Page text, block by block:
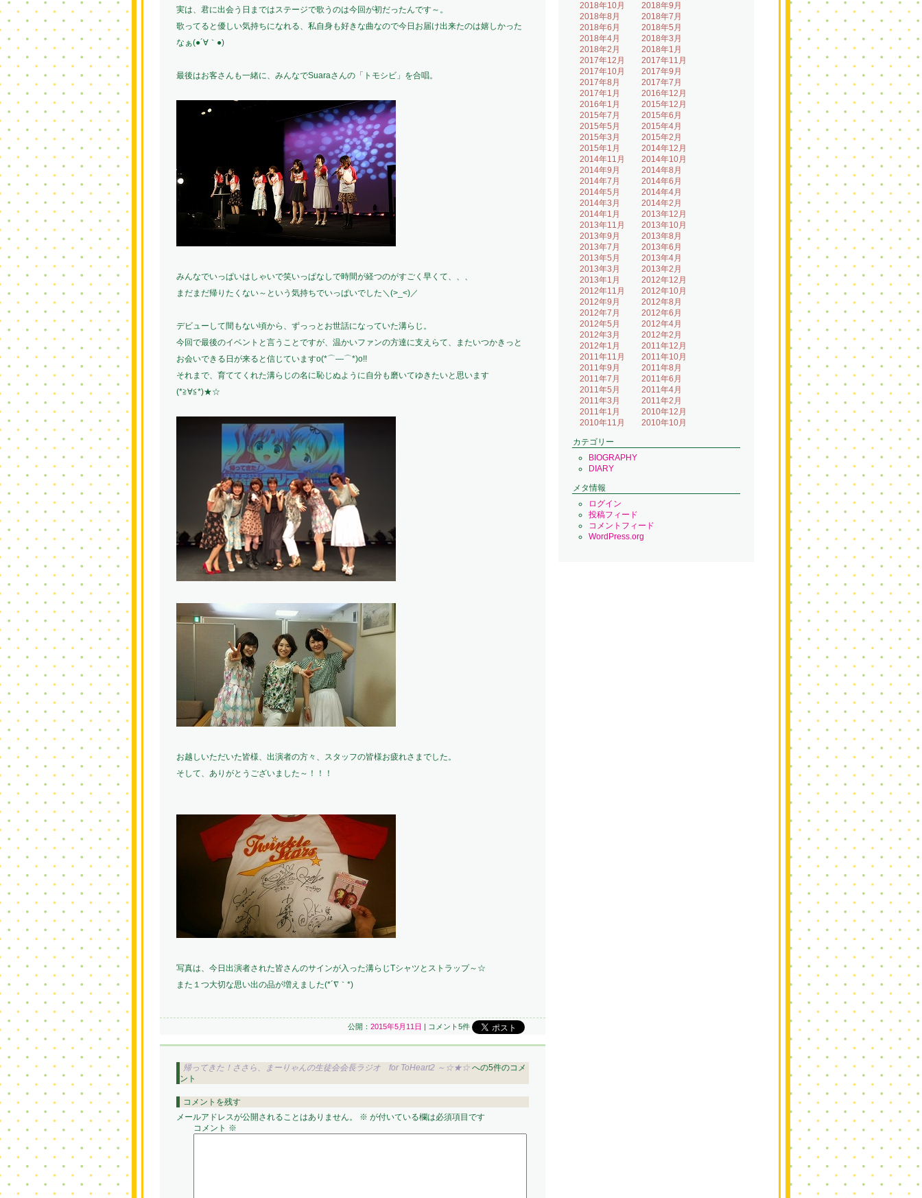
実は、君に出会う日まではステージで歌うのは今回が初だったんです～。
歌ってると優しい気持ちになれる、私自身も好きな曲なので今日お届け出来たのは嬉しかった
なぁ(●´∀｀●)
最後はお客さんも一緒に、みんなでSuaraさんの「トモシビ」を合唱。
みんなでいっぱいはしゃいで笑いっぱなしで時間が経つのがすごく早くて、、、
まだまだ帰りたくない～という気持ちでいっぱいでした＼(>_<)／
デビューして間もない頃から、ずっっとお世話になっていた溝らじ。
今回で最後のイベントと言うことですが、温かいファンの方達に支えらて、またいつかきっと
お会いできる日が来ると信じていますo(*⌒―⌒*)o!!
それまで、育ててくれた溝らじの名に恥じぬように自分も磨いてゆきたいと思います
(*≧∀≦*)★☆
お越しいただいた皆様、出演者の方々、スタッフの皆様お疲れさまでした。
そして、ありがとうございました～！！！
写真は、今日出演者された皆さんのサインが入った溝らじTシャツとストラップ～☆
また１つ大切な思い出の品が増えました(*´∇｀*)
公開： 2015年5月11日 | コメント5件
帰ってきた！ささら、まーりゃんの生徒会会長ラジオ for ToHeart2 ～☆★☆ への5件のコメ
ント
コメントを残す
メールアドレスが公開されることはありません。
※ が付いている欄は必須項目です
コメント ※
2018年10月
2018年9月
2018年8月
2018年7月
2018年6月
2018年5月
2018年4月
2018年3月
2018年2月
2018年1月
2017年12月
2017年11月
2017年10月
2017年9月
2017年8月
2017年7月
2017年1月
2016年12月
2016年1月
2015年12月
2015年7月
2015年6月
2015年5月
2015年4月
2015年3月
2015年2月
2015年1月
2014年12月
2014年11月
2014年10月
2014年9月
2014年8月
2014年7月
2014年6月
2014年5月
2014年4月
2014年3月
2014年2月
2014年1月
2013年12月
2013年11月
2013年10月
2013年9月
2013年8月
2013年7月
2013年6月
2013年5月
2013年4月
2013年3月
2013年2月
2013年1月
2012年12月
2012年11月
2012年10月
2012年9月
2012年8月
2012年7月
2012年6月
2012年5月
2012年4月
2012年3月
2012年2月
2012年1月
2011年12月
2011年11月
2011年10月
2011年9月
2011年8月
2011年7月
2011年6月
2011年5月
2011年4月
2011年3月
2011年2月
2011年1月
2010年12月
2010年11月
2010年10月
カテゴリー
BIOGRAPHY
DIARY
メタ情報
ログイン
投稿フィード
コメントフィード
WordPress.org